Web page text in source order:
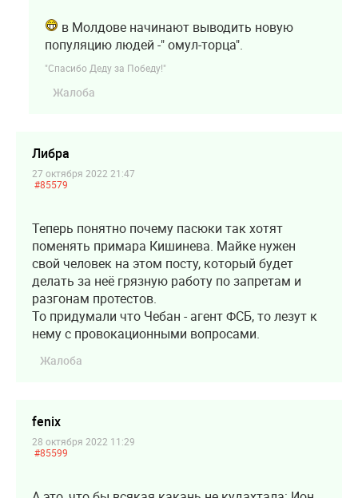
в Молдове начинают выводить новую
популяцию людей -" омул-торца".
"Спасибо Деду за Победу!"
Жалоба
Либра
27 октября 2022 21:47
#85579
Теперь понятно почему пасюки так хотят
поменять примара Кишинева. Майке нужен
свой человек на этом посту, который будет
делать за неё грязную работу по запретам и
разгонам протестов.
То придумали что Чебан - агент ФСБ, то лезут к
нему с провокационными вопросами.
Жалоба
fenix
28 октября 2022 11:29
#85599